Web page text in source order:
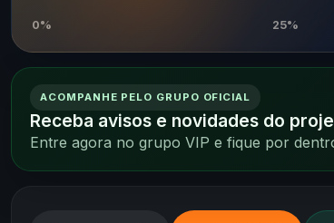
0% 25%
ACOMPANHE PELO GRUPO OFICIAL
Receba avisos e novidades do
Entre agora no grupo VIP e fique por